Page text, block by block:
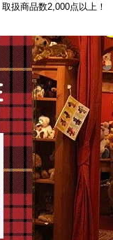
扱商品数2,000点以上！